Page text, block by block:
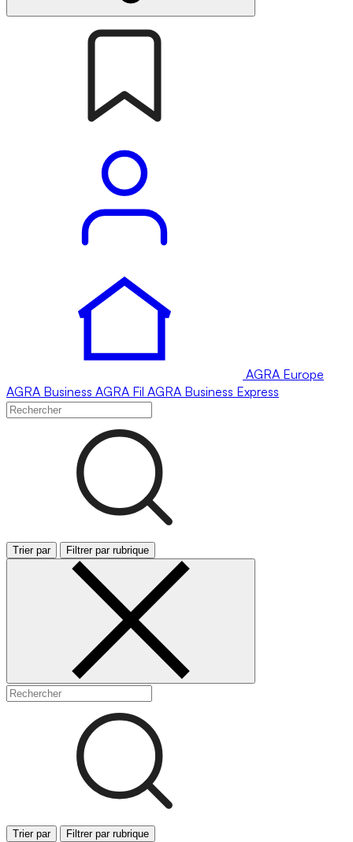
AGRA Europe
AGRA Business AGRA Fil AGRA Business Express
Trier par Filtrer par rubrique
Trier par Filtrer par rubrique